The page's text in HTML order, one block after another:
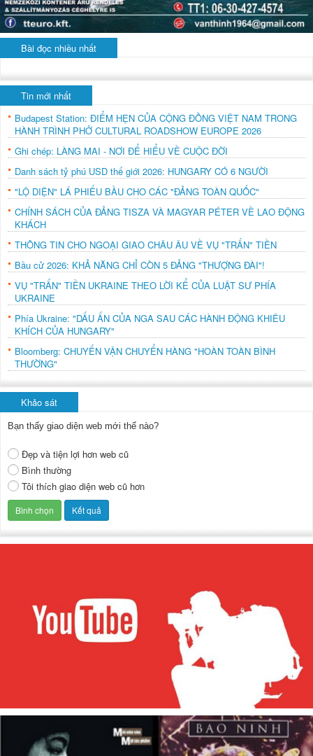
Bài đọc nhiều nhất
Tin mới nhất
Budapest Station: ĐIỂM HẸN CỦA CỘNG ĐỒNG VIỆT NAM TRONG
HÀNH TRÌNH PHỞ CULTURAL ROADSHOW EUROPE 2026
Ghi chép: LÀNG MAI - NƠI ĐỂ HIỂU VỀ CUỘC ĐỜI
Danh sách tỷ phú USD thế giới 2026: HUNGARY CÓ 6 NGƯỜI
"LỘ DIỆN" LÁ PHIẾU BẦU CHO CÁC "ĐẢNG TOÀN QUỐC"
CHÍNH SÁCH CỦA ĐẢNG TISZA VÀ MAGYAR PÉTER VỀ LAO ĐỘNG
KHÁCH
THÔNG TIN CHO NGOẠI GIAO CHÂU ÂU VỀ VỤ "TRẤN" TIỀN
Bầu cử 2026: KHẢ NĂNG CHỈ CÒN 5 ĐẢNG "THƯỢNG ĐÀI"!
VỤ "TRẤN" TIỀN UKRAINE THEO LỜI KỂ CỦA LUẬT SƯ PHÍA
UKRAINE
Phía Ukraine: "DẤU ẤN CỦA NGA SAU CÁC HÀNH ĐỘNG KHIÊU
KHÍCH CỦA HUNGARY"
Bloomberg: CHUYẾN VẬN CHUYỂN HÀNG "HOÀN TOÀN BÌNH
THƯỜNG"
Khảo sát
Bạn thấy giao diện web mới thế nào?
Đẹp và tiện lợi hơn web cũ
Bình thường
Tôi thích giao diện web cũ hơn